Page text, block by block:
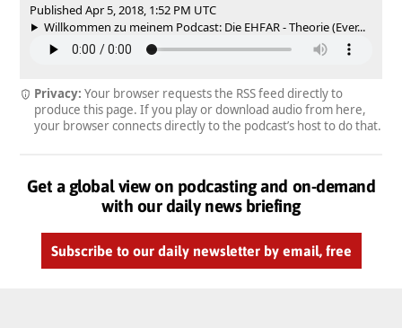
Published Apr 5, 2018, 1:52 PM UTC
Willkommen zu meinem Podcast: Die EHFAR - Theorie (Ever...
Privacy: Your browser requests the RSS feed directly to
produce this page. If you play or download audio from here,
your browser connects directly to the podcast’s host to do that.
Get a global view on podcasting and on-demand
with our daily news briefing
Subscribe to our daily newsletter by email, free